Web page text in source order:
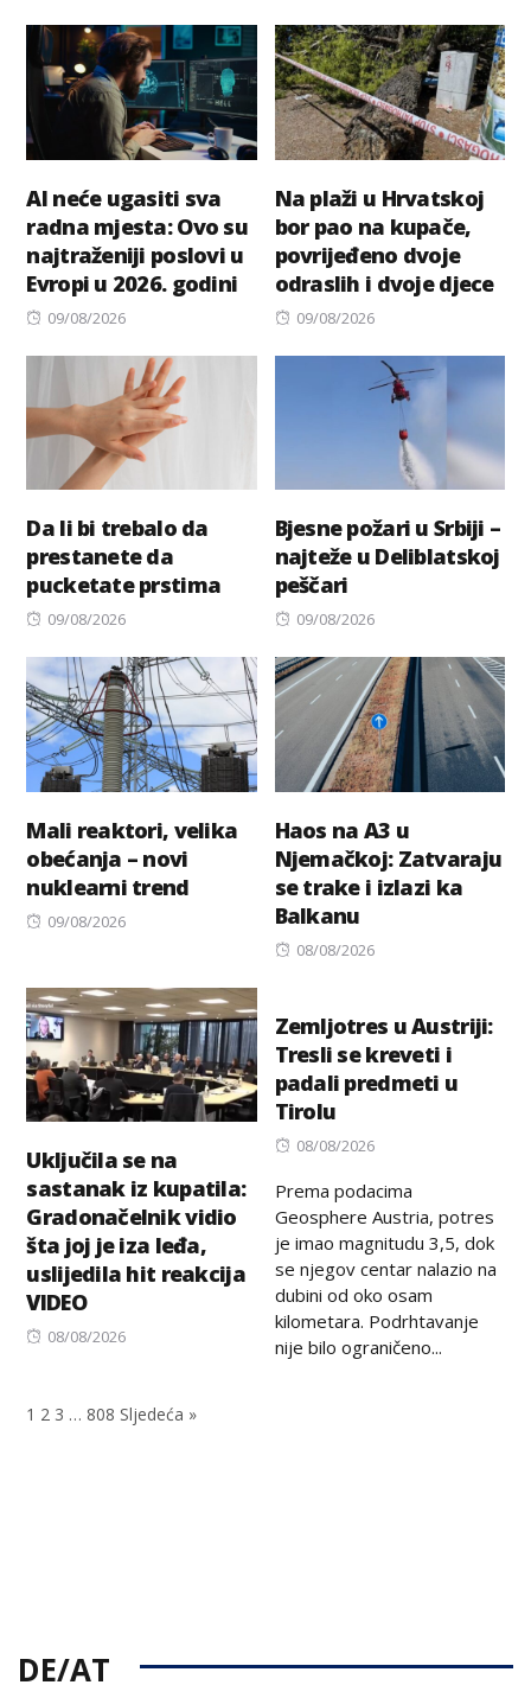
AI neće ugasiti sva
radna mjesta: Ovo su
najtraženiji poslovi u
Evropi u 2026. godini
Posted
09/08/2026
Na plaži u Hrvatskoj
bor pao na kupače,
povrijeđeno dvoje
odraslih i dvoje djece
Posted
09/08/2026
Da li bi trebalo da
prestanete da
pucketate prstima
Posted
09/08/2026
Bjesne požari u Srbiji –
najteže u Deliblatskoj
peščari
Posted
09/08/2026
Mali reaktori, velika
obećanja – novi
nuklearni trend
Posted
09/08/2026
Haos na A3 u
Njemačkoj: Zatvaraju
se trake i izlazi ka
Balkanu
Posted
08/08/2026
Uključila se na
sastanak iz kupatila:
Gradonačelnik vidio
šta joj je iza leđa,
uslijedila hit reakcija
VIDEO
Posted
08/08/2026
Zemljotres u Austriji:
Tresli se kreveti i
padali predmeti u
Tirolu
Posted
08/08/2026
Prema podacima
Geosphere Austria, potres
je imao magnitudu 3,5, dok
se njegov centar nalazio na
dubini od oko osam
kilometara. Podrhtavanje
nije bilo ograničeno...
1 2 3 … 808 Sljedeća »
DE/AT